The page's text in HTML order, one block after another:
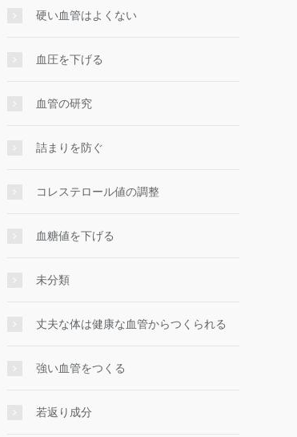
硬い血管はよくない
血圧を下げる
血管の研究
詰まりを防ぐ
コレステロール値の調整
血糖値を下げる
未分類
丈夫な体は健康な血管からつくられる
強い血管をつくる
若返り成分